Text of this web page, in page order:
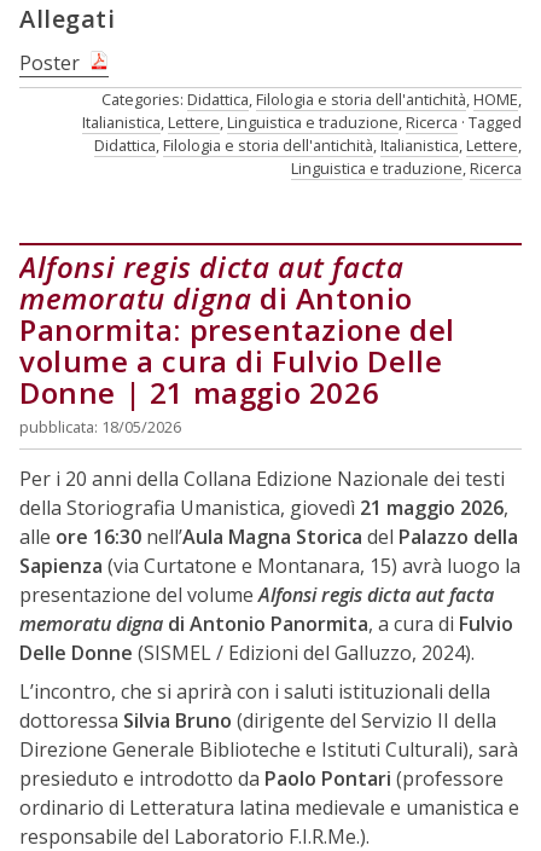
Allegati
Poster
Categories: Didattica,Filologia e storia dell'antichità,HOME,
Italianistica,Lettere,Linguistica e traduzione,Ricerca Tagged
Didattica,Filologia e storia dell'antichità,Italianistica,Lettere,
Linguistica e traduzione,Ricerca
Alfonsi regis dicta aut facta
memoratu digna di Antonio
Panormita: presentazione del
volume a cura di Fulvio Delle
Donne | 21 maggio 2026
pubblicata: 18/05/2026
Per i 20 anni della Collana Edizione Nazionale dei testi
della Storiografia Umanistica, giovedì 21 maggio 2026,
alle ore 16:30 nell’Aula Magna Storica del Palazzo della
Sapienza (via Curtatone e Montanara, 15) avrà luogo la
presentazione del volumeAlfonsi regis dicta aut facta
memoratu digna di Antonio Panormita, a cura di Fulvio
Delle Donne (SISMEL / Edizioni del Galluzzo, 2024).
L’incontro, che si aprirà con i saluti istituzionali della
dottoressa Silvia Bruno (dirigente del Servizio II della
Direzione Generale Biblioteche e Istituti Culturali), sarà
presieduto e introdotto da Paolo Pontari (professore
ordinario di Letteratura latina medievale e umanistica e
responsabile del Laboratorio F.I.R.Me.).